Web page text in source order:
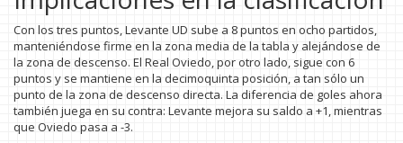
Con los tres puntos, Levante UD sube a 8 puntos en ocho partidos,
manteniéndose firme en la zona media de la tabla y alejándose de
la zona de descenso. El Real Oviedo, por otro lado, sigue con 6
puntos y se mantiene en la decimoquinta posición, a tan sólo un
punto de la zona de descenso directa. La diferencia de goles ahora
también juega en su contra: Levante mejora su saldo a +1, mientras
que Oviedo pasa a -3.